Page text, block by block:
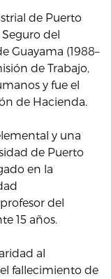
de Puerto
del
Guayama (1988–
de Trabajo,
y fue el
de Hacienda.
y una
de Puerto
en la
del
15 años.
al
fallecimiento de